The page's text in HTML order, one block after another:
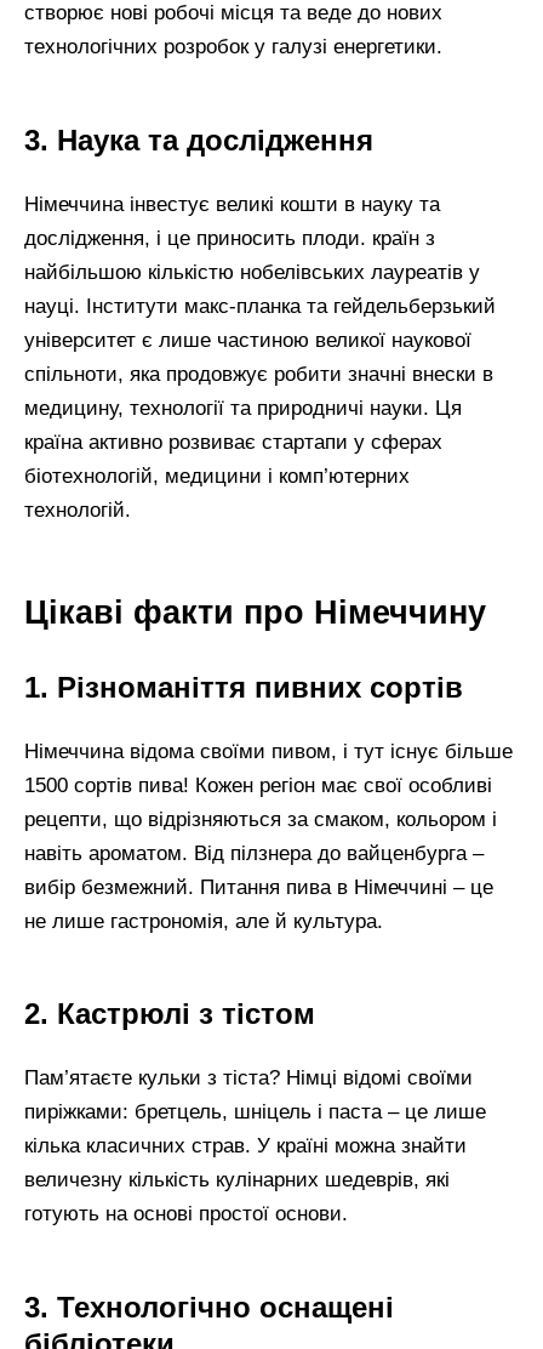
створює нові робочі місця та веде до нових
технологічних розробок у галузі енергетики.
3. Наука та дослідження
Німеччина інвестує великі кошти в науку та
дослідження, і це приносить плоди. країн з
найбільшою кількістю нобелівських лауреатів у
науці. Інститути макс-планка та гейдельберзький
університет є лише частиною великої наукової
спільноти, яка продовжує робити значні внески в
медицину, технології та природничі науки. Ця
країна активно розвиває стартапи у сферах
біотехнологій, медицини і комп’ютерних
технологій.
Цікаві факти про Німеччину
1. Різноманіття пивних сортів
Німеччина відома своїми пивом, і тут існує більше
1500 сортів пива! Кожен регіон має свої особливі
рецепти, що відрізняються за смаком, кольором і
навіть ароматом. Від пілзнера до вайценбурга –
вибір безмежний. Питання пива в Німеччині – це
не лише гастрономія, але й культура.
2. Кастрюлі з тістом
Пам’ятаєте кульки з тіста? Німці відомі своїми
пиріжками: бретцель, шніцель і паста – це лише
кілька класичних страв. У країні можна знайти
величезну кількість кулінарних шедеврів, які
готують на основі простої основи.
3. Технологічно оснащені